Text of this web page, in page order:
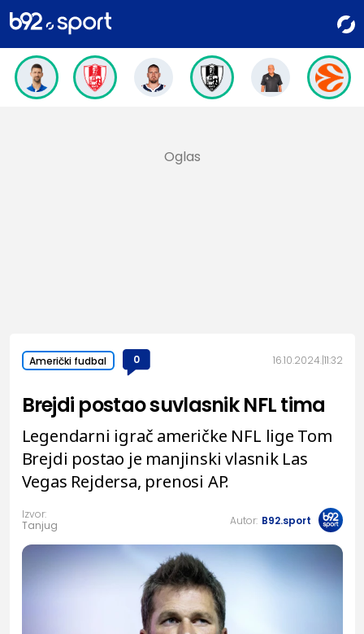
Američki fudbal 0 16.10.2024. 11:32
Brejdi postao suvlasnik NFL tima
Legendarni igrač američke NFL lige Tom
Brejdi postao je manjinski vlasnik Las
Vegas Rejdersa, prenosi AP.
Izvor:
Tanjug
Autor: B92.sport